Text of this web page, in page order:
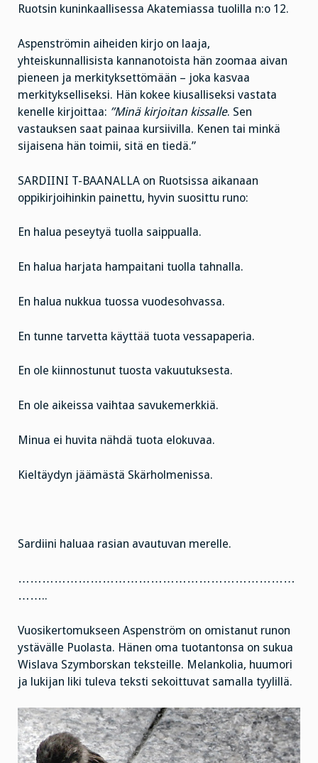
Ruotsin kuninkaallisessa Akatemiassa tuolilla n:o 12.
Aspenströmin aiheiden kirjo on laaja,
yhteiskunnallisista kannanotoista hän zoomaa aivan
pieneen ja merkityksettömään – joka kasvaa
merkitykselliseksi. Hän kokee kiusalliseksi vastata
kenelle kirjoittaa: ”Minä kirjoitan kissalle. Sen
vastauksen saat painaa kursiivilla. Kenen tai minkä
sijaisena hän toimii, sitä en tiedä.”
SARDIINI T-BAANALLA on Ruotsissa aikanaan
oppikirjoihinkin painettu, hyvin suosittu runo:
En halua peseytyä tuolla saippualla.
En halua harjata hampaitani tuolla tahnalla.
En halua nukkua tuossa vuodesohvassa.
En tunne tarvetta käyttää tuota vessapaperia.
En ole kiinnostunut tuosta vakuutuksesta.
En ole aikeissa vaihtaa savukemerkkiä.
Minua ei huvita nähdä tuota elokuvaa.
Kieltäydyn jäämästä Skärholmenissa.
Sardiini haluaa rasian avautuvan merelle.
……………………………………………………………
……..
Vuosikertomukseen Aspenström on omistanut runon
ystävälle Puolasta. Hänen oma tuotantonsa on sukua
Wislava Szymborskan teksteille. Melankolia, huumori
ja lukijan liki tuleva teksti sekoittuvat samalla tyylillä.